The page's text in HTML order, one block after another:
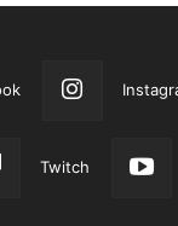
Twitch